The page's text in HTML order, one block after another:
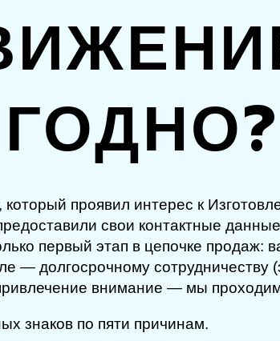
проявил интерес к
свои контактные
первый этап в цепочке продаж:
— долгосрочному сотрудничеству
внимание — мы
знаков по пяти причинам.